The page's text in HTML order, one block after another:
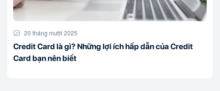
20 tháng mười 2025
Credit Card là gì? Những lợi ích hấp dẫn của Credit
Card bạn nên biết